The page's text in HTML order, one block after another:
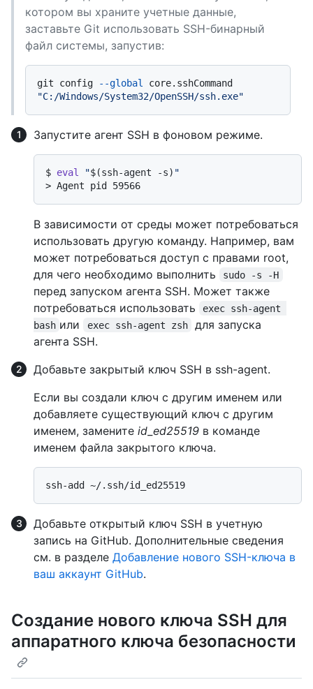
котором вы храните учетные данные,
заставьте Git использовать SSH-бинарный
файл системы, запустив:
git config --global
"C:/Windows/System32/OpenSSH/ssh.exe"
Запустите агент SSH в фоновом режиме.
$ eval "$(ssh-agent -s) "
> Agent pid 59566
В зависимости от среды может потребоваться
использовать другую команду. Например, вам
может потребоваться доступ с правами root,
для чего необходимо выполнить
sudo -s -H
перед запуском агента SSH. Может также
потребоваться использовать
exec ssh-agent
bash или exec ssh-agent zsh
для запуска
агента SSH.
Добавьте закрытый ключ SSH в ssh-agent.
Если вы создали ключ с другим именем или
добавляете существующий ключ с другим
именем, замените id_ed25519 в команде
именем файла закрытого ключа.
Добавьте открытый ключ SSH в учетную
запись на GitHub. Дополнительные сведения
см. в разделе Добавление нового SSH-ключа в
ваш аккаунт GitHub.
Создание нового ключа SSH для
аппаратного ключа безопасности